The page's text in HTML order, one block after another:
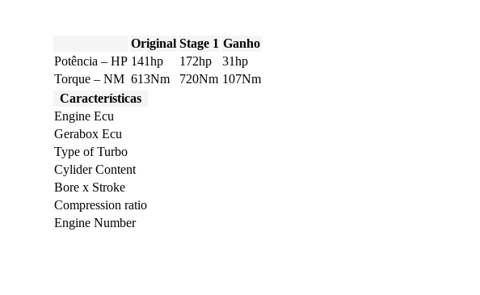
Original Stage 1 Ganho
Potência – HP 141hp 172hp
31hp
Torque – NM 613Nm 720Nm 107Nm
Características
Engine Ecu
Gerabox Ecu
Type of Turbo
Cylider Content
Bore x Stroke
Compression ratio
Engine Number